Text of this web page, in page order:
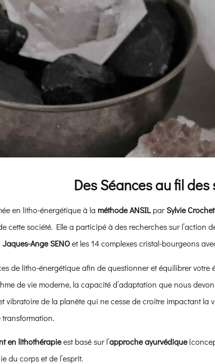
Des Séances au fil
en litho-énergétique à la méthode ANSIL parSylvie Crochet
cette société. Elle a participé à des recherches sur l’action
Jaques-Ange SENOet les 14 complexes cristal-bourgeons
de litho-énergétique afin de questionner et équilibrer
de vie moderne, la capacité d’adaptation que nous
vibratoire de la planète qui ne cesse de croitre impactant
en lithothérapieest basé sur l’approche ayurvédique
du corps et de l’esprit.